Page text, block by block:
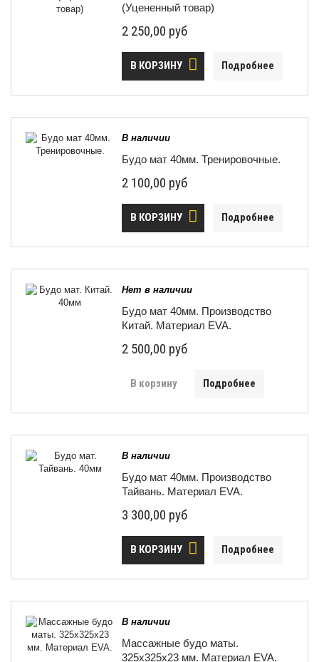
(Уцененный товар)
2 250,00 руб
В КОРЗИНУ Подробнее
В наличии
Будо мат 40мм. Тренировочные.
2 100,00 руб
В КОРЗИНУ Подробнее
Нет в наличии
Будо мат 40мм. Производство
Китай. Материал EVA.
2 500,00 руб
В корзину Подробнее
В наличии
Будо мат 40мм. Производство
Тайвань. Материал EVA.
3 300,00 руб
В КОРЗИНУ Подробнее
В наличии
Массажные будо маты.
325х325х23 мм. Материал EVA.